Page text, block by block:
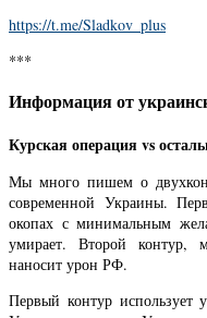
https://t.me/Sladkov_plus
***
Информация от
Курская операция vs
Мы много пишем о
современной Украины.
окопах с минимальным
умирает. Второй контур,
наносит урон РФ.
Первый контур